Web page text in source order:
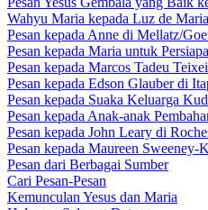
Wahyu Maria kepada Luz de
Pesan kepada Anne di Mellatz/
Pesan kepada Maria untuk
Pesan kepada Marcos Tadeu
Pesan kepada Edson Glauber di
Pesan kepada Suaka Keluarga
Pesan kepada Anak-anak
Pesan kepada John Leary di
Pesan kepada Maureen
Pesan dari Berbagai Sumber
Cari Pesan-Pesan
Kemunculan Yesus dan Maria